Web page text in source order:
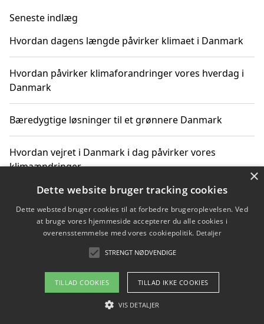
Seneste indlæg
Hvordan dagens længde påvirker klimaet i Danmark
Hvordan påvirker klimaforandringer vores hverdag i
Danmark
Bæredygtige løsninger til et grønnere Danmark
Hvordan vejret i Danmark i dag påvirker vores
klimaændringer
Hvordan klimaændringer påvirker danske unges
gaveønsker
Om / kontakt
Blog Betingelser
×
Dette website bruger tracking cookies
Dette websted bruger cookies til at forbedre brugeroplevelsen. Ved
at bruge vores hjemmeside accepterer du alle cookies i
overensstemmelse med vores cookiepolitik. Detaljer
STRENGT NØDVENDIGE
TILLAD COOKIES TILLAD IKKE COOKIES
VIS DETALJER